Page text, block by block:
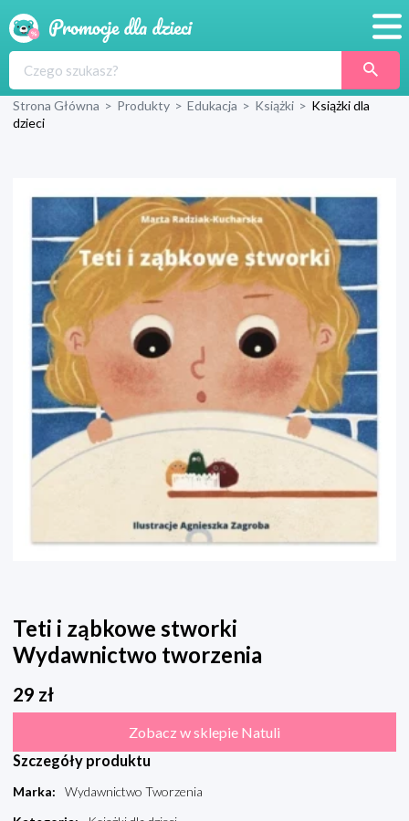
Produkty
Blog
Wyprawka
Strona Główna > Produkty > Edukacja > Książki > Książki dla
dzieci
Teti i ząbkowe stworki
Wydawnictwo tworzenia
29 zł
Zobacz w sklepie Natuli
Szczegóły produktu
Marka:
Wydawnictwo Tworzenia